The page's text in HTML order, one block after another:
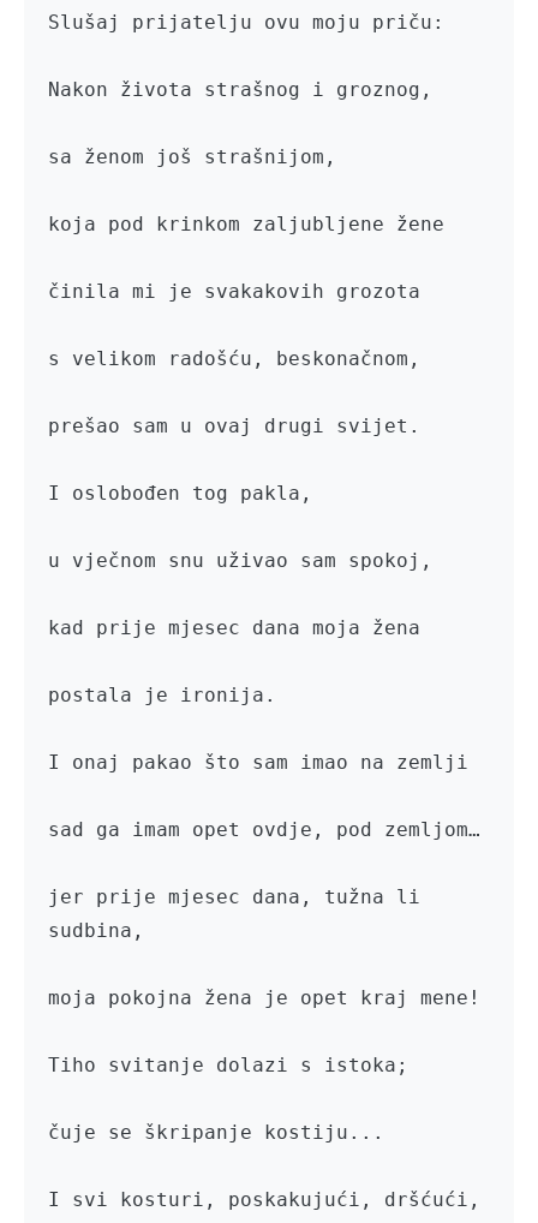
Slušaj prijatelju ovu moju priču:
Nakon života strašnog i groznog,
sa ženom još strašnijom,
koja pod krinkom zaljubljene žene
činila mi je svakakovih grozota
s velikom radošću, beskonačnom,
prešao sam u ovaj drugi svijet.
I oslobođen tog pakla,
u vječnom snu uživao sam spokoj,
kad prije mjesec dana moja žena
postala je ironija.
I onaj pakao što sam imao na zemlji
sad ga imam opet ovdje, pod zemljom…
jer prije mjesec dana, tužna li
sudbina,
moja pokojna žena je opet kraj mene!
Tiho svitanje dolazi s istoka;
čuje se škripanje kostiju...
I svi kosturi, poskakujući, dršćući,